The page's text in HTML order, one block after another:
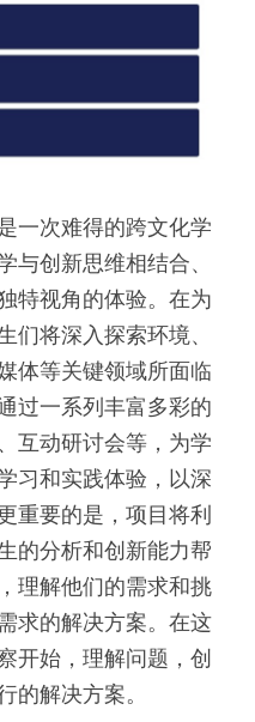
一次难得的跨文化学
与创新思维相结合、
特视角的体验。在为
们将深入探索环境、
体等关键领域所面临
过一系列丰富多彩的
互动研讨会等，为学
习和实践体验，以深
重要的是，项目将利
的分析和创新能力帮
理解他们的需求和挑
求的解决方案。在这
开始，理解问题，创
的解决方案。